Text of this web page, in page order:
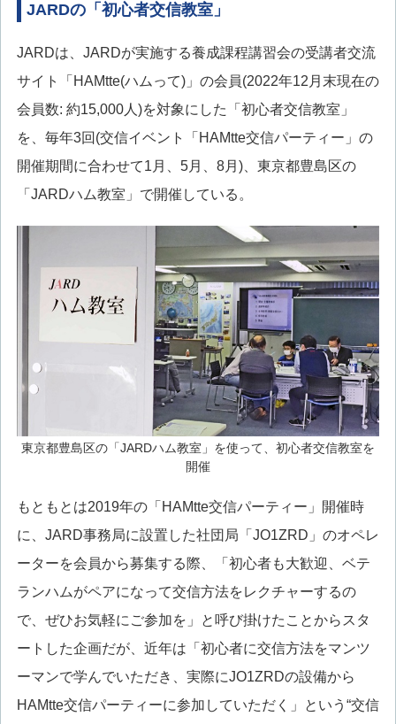
JARDの「初心者交信教室」
JARDは、JARDが実施する養成課程講習会の受講者交流
サイト「HAMtte(ハムって)」の会員(2022年12月末現在の
会員数: 約15,000人)を対象にした「初心者交信教室」
を、毎年3回(交信イベント「HAMtte交信パーティー」の
開催期間に合わせて1月、5月、8月)、東京都豊島区の
「JARDハム教室」で開催している。
東京都豊島区の「JARDハム教室」を使って、初心者交信教室を
開催
もともとは2019年の「HAMtte交信パーティー」開催時
に、JARD事務局に設置した社団局「JO1ZRD」のオペレ
ーターを会員から募集する際、「初心者も大歓迎、ベテ
ランハムがペアになって交信方法をレクチャーするの
で、ぜひお気軽にご参加を」と呼び掛けたことからスタ
ートした企画だが、近年は「初心者に交信方法をマンツ
ーマンで学んでいただき、実際にJO1ZRDの設備から
HAMtte交信パーティーに参加していただく」という“交信